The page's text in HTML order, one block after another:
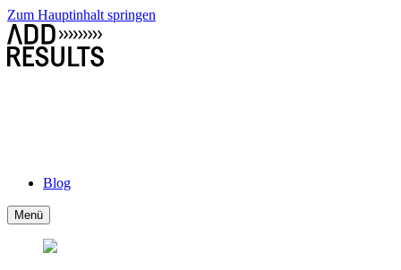
Zum Hauptinhalt springen
Blog
Menü